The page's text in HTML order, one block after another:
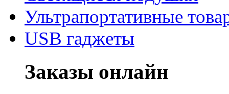
Ультрапортативные
USB гаджеты
Заказы онлайн